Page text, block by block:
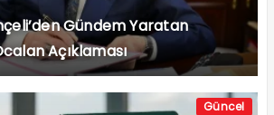
Gündem Yaratan
Açıklaması
Güncel